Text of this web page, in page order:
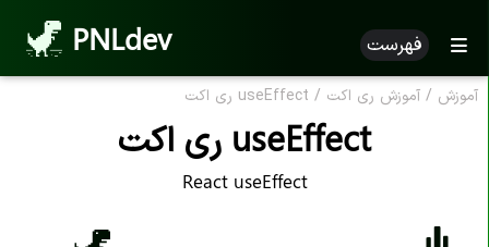
PNLdev فهرست
آموزش / آموزش ری اکت / useEffect ری‌ اکت
useEffect ری‌ اکت
React useEffect